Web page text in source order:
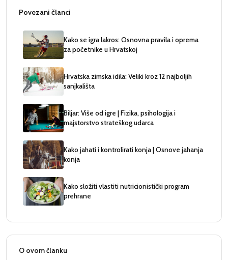
Povezani članci
Kako se igra lakros: Osnovna pravila i oprema
za početnike u Hrvatskoj
Hrvatska zimska idila: Veliki kroz 12 najboljih
sanjkališta
Biljar: Više od igre | Fizika, psihologija i
majstorstvo strateškog udarca
Kako jahati i kontrolirati konja | Osnove jahanja
konja
Kako složiti vlastiti nutricionistički program
prehrane
O ovom članku